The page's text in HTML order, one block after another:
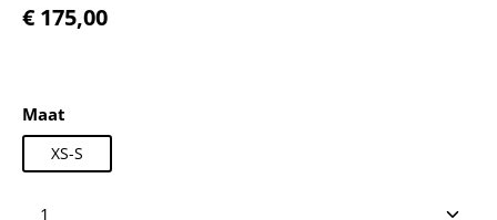
Normale prijs:
€ 175,00
Selecteer
Maat
XS-S
Producthoeveelheid: Voer de gewenste